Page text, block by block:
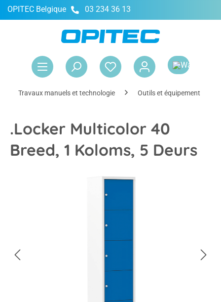
principal
OPITEC Belgique 03 234 36 13
Travaux manuels et technologie Outils et équipement
.Locker Multicolor 40
Breed, 1 Koloms, 5 Deurs